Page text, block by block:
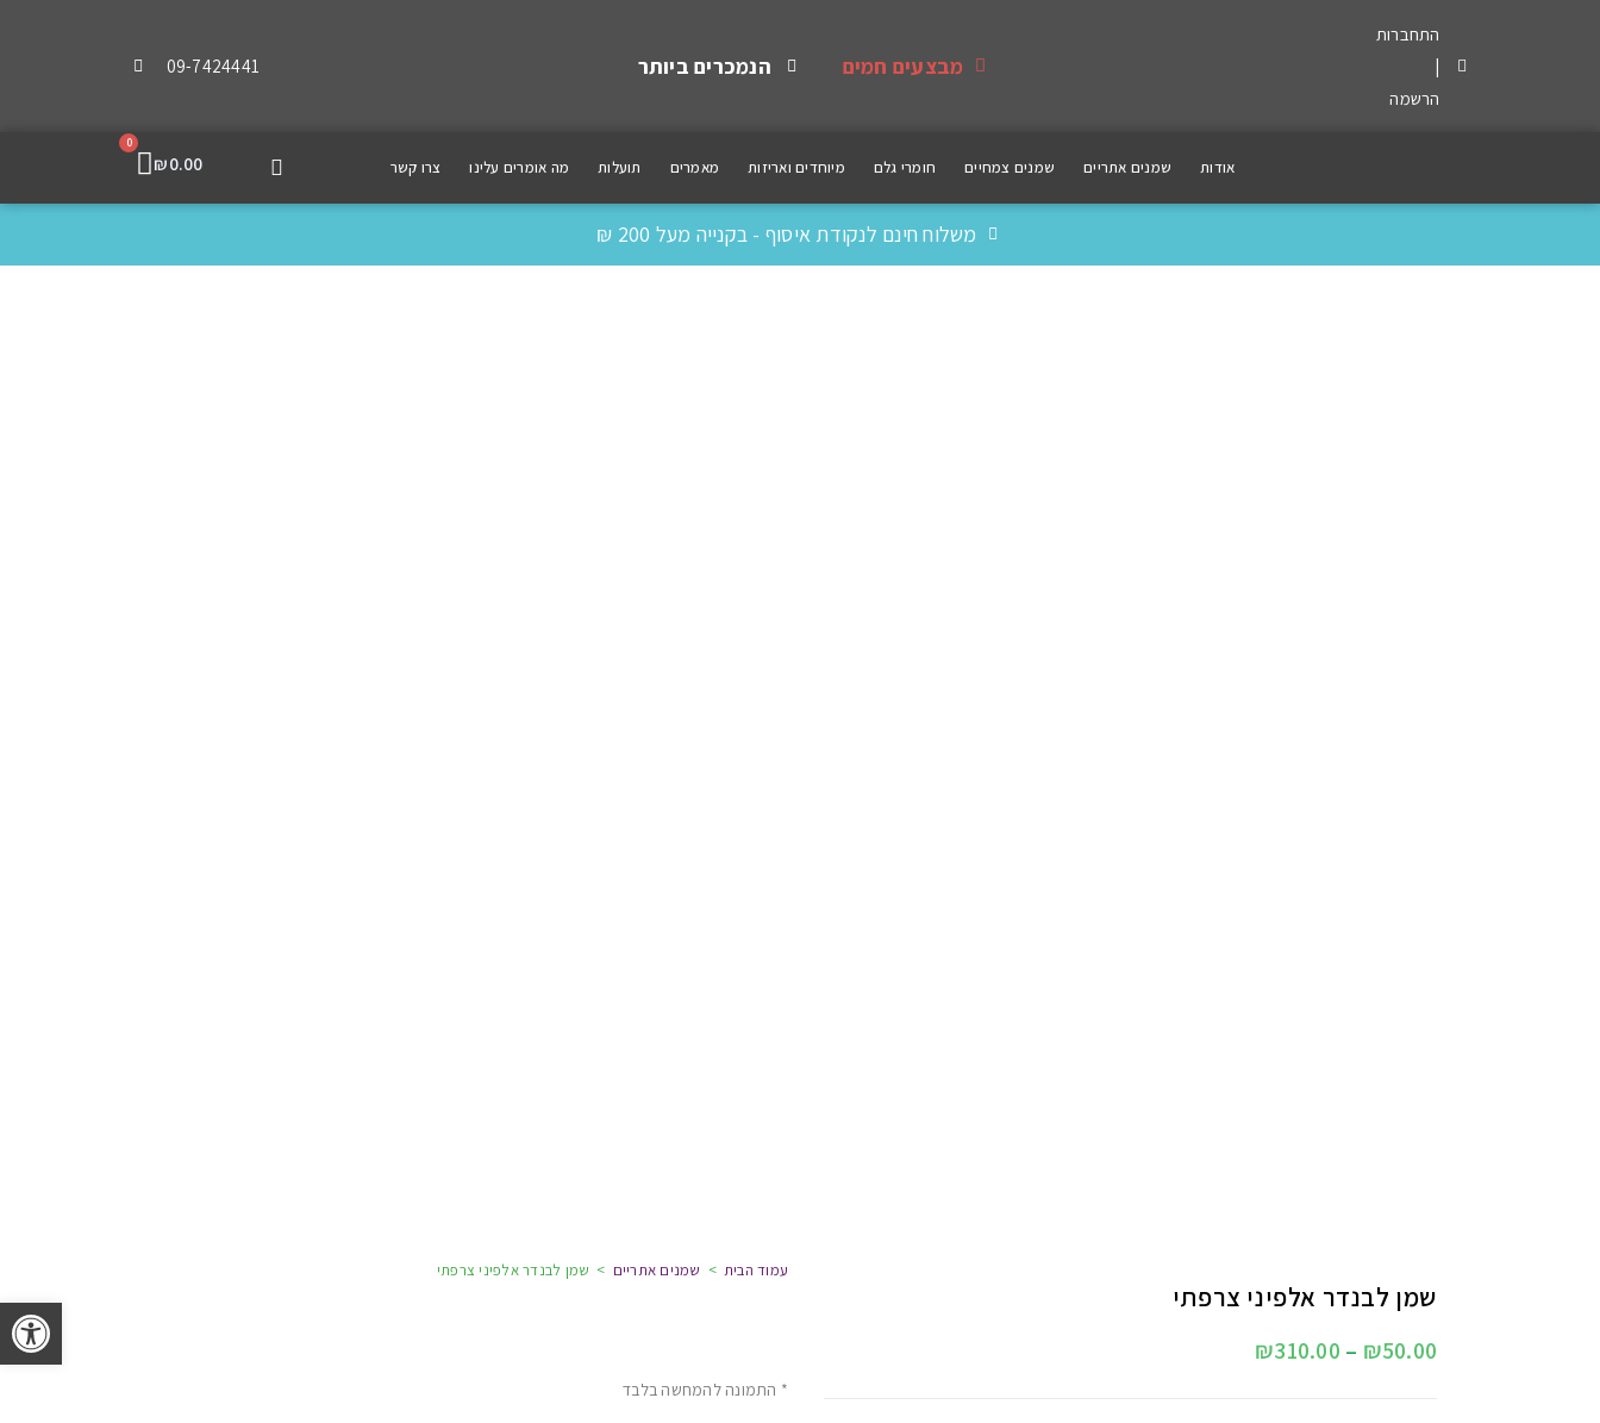
התחברות
|
הרשמה
מבצעים חמים הנמכרים ביותר 09-7424441
אודות שמנים אתריים שמנים צמחיים חומרי גלם מיוחדים ואריזות מאמרים תועלות מה אומרים עלינו צרו קשר ₪0.00
0
משלוח חינם לנקודת איסוף - בקנייה מעל 200 ₪
שמן לבנדר אלפיני צרפתי
עמוד הבית > שמנים אתריים > שמן לבנדר אלפיני צרפתי
₪50.00
–
₪310.00
* התמונה להמחשה בלבד